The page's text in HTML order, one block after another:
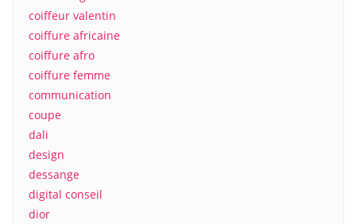
coiffeur valentin
coiffure africaine
coiffure afro
coiffure femme
communication
coupe
dali
design
dessange
digital conseil
dior